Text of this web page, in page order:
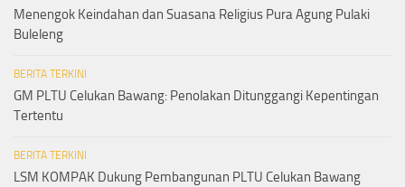
Menengok Keindahan dan Suasana Religius Pura Agung Pulaki
Buleleng
BERITA TERKINI
GM PLTU Celukan Bawang: Penolakan Ditunggangi Kepentingan
Tertentu
BERITA TERKINI
LSM KOMPAK Dukung Pembangunan PLTU Celukan Bawang